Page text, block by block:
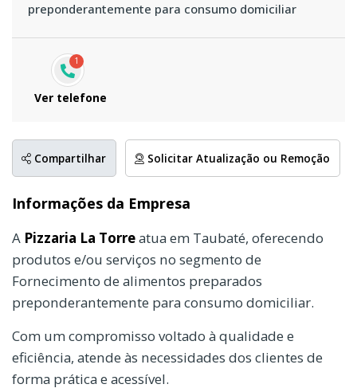
preponderantemente para consumo domiciliar
1
Ver telefone
Compartilhar Solicitar Atualização ou Remoção
Informações da Empresa
A Pizzaria La Torreatua em Taubaté, oferecendo
produtos e/ou serviços no segmento de
Fornecimento de alimentos preparados
preponderantemente para consumo domiciliar.
Com um compromisso voltado à qualidade e
eficiência, atende às necessidades dos clientes de
forma prática e acessível.